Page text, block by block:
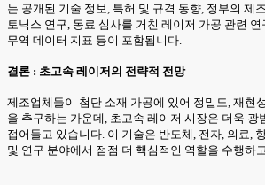
는 공개된 기술 정보, 특허 및 규격 동향, 정부의 제
토닉스 연구, 동료 심사를 거친 레이저 가공 관련
무역 데이터 지표 등이 포함됩니다.
결론 : 초고속 레이저의 전략적 전망
제조업체들이 첨단 소재 가공에 있어 정밀도, 재현
을 추구하는 가운데, 초고속 레이저 시장은 더욱 광
접어들고 있습니다. 이 기술은 반도체, 전자, 의료,
및 연구 분야에서 점점 더 핵심적인 역할을 수행하